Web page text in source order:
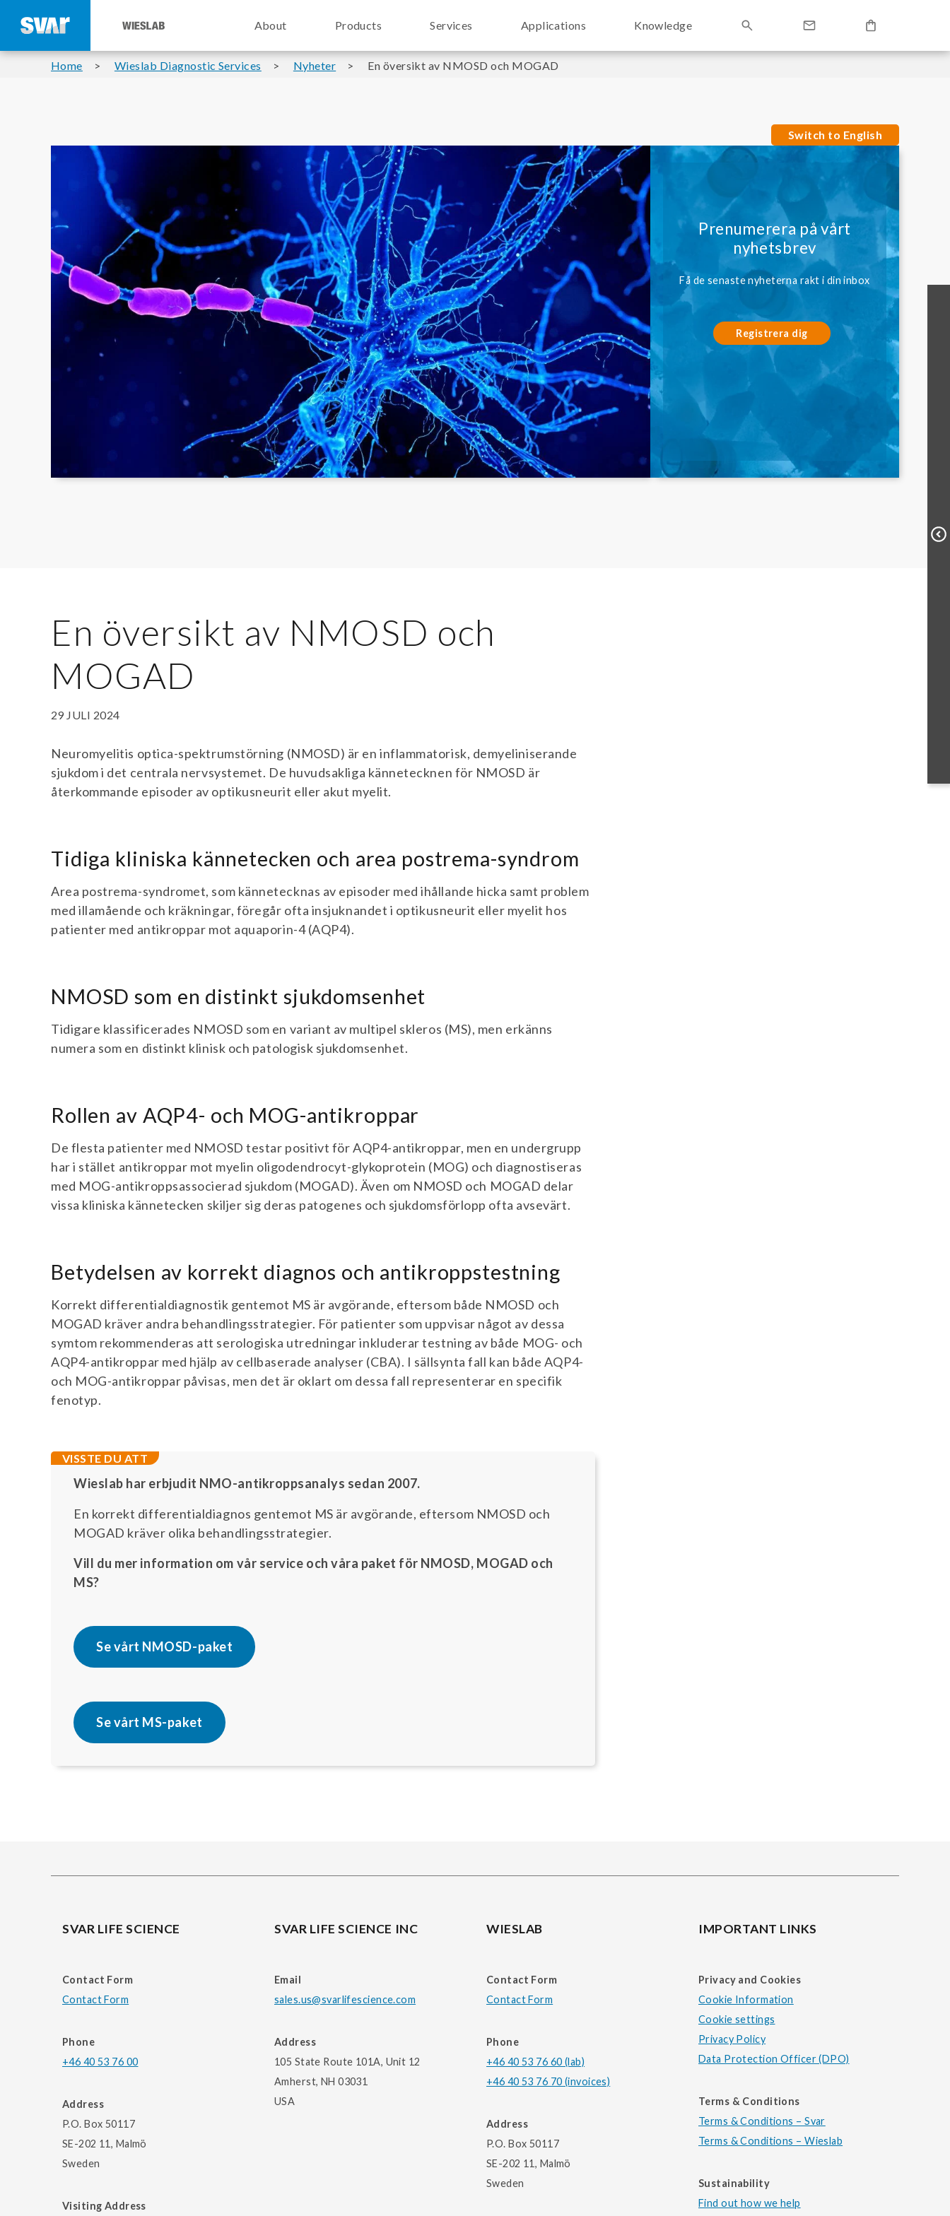
About Products Services Applications Knowledge
Home Wieslab Diagnostic Services Nyheter En översikt av NMOSD och MOGAD
Switch to English
Prenumerera på vårt
nyhetsbrev
Få de senaste nyheterna rakt i din inbox
Registrera dig
En översikt av NMOSD och
MOGAD
29 JULI 2024
Neuromyelitis optica-spektrumstörning (NMOSD) är en inflammatorisk, demyeliniserande
sjukdom i det centrala nervsystemet. De huvudsakliga kännetecknen för NMOSD är
återkommande episoder av optikusneurit eller akut myelit.
Tidiga kliniska kännetecken och area postrema-syndrom
Area postrema-syndromet, som kännetecknas av episoder med ihållande hicka samt problem
med illamående och kräkningar, föregår ofta insjuknandet i optikusneurit eller myelit hos
patienter med antikroppar mot aquaporin-4 (AQP4).
NMOSD som en distinkt sjukdomsenhet
Tidigare klassificerades NMOSD som en variant av multipel skleros (MS), men erkänns
numera som en distinkt klinisk och patologisk sjukdomsenhet.
Rollen av AQP4- och MOG-antikroppar
De flesta patienter med NMOSD testar positivt för AQP4-antikroppar, men en undergrupp
har i stället antikroppar mot myelin oligodendrocyt-glykoprotein (MOG) och diagnostiseras
med MOG-antikroppsassocierad sjukdom (MOGAD). Även om NMOSD och MOGAD delar
vissa kliniska kännetecken skiljer sig deras patogenes och sjukdomsförlopp ofta avsevärt.
Betydelsen av korrekt diagnos och antikroppstestning
Korrekt differentialdiagnostik gentemot MS är avgörande, eftersom både NMOSD och
MOGAD kräver andra behandlingsstrategier. För patienter som uppvisar något av dessa
symtom rekommenderas att serologiska utredningar inkluderar testning av både MOG- och
AQP4-antikroppar med hjälp av cellbaserade analyser (CBA). I sällsynta fall kan både AQP4-
och MOG-antikroppar påvisas, men det är oklart om dessa fall representerar en specifik
fenotyp.
VISSTE DU ATT
Wieslab har erbjudit NMO-antikroppsanalys sedan 2007.
En korrekt differentialdiagnos gentemot MS är avgörande, eftersom NMOSD och
MOGAD kräver olika behandlingsstrategier.
Vill du mer information om vår service och våra paket för NMOSD, MOGAD och
MS?
Se vårt NMOSD-paket
Se vårt MS-paket
SVAR LIFE SCIENCE
Contact Form
Contact Form
Phone
+46 40 53 76 00
Address
P.O. Box 50117
SE-202 11, Malmö
Sweden
Visiting Address
SVAR LIFE SCIENCE INC
Email
sales.us@svarlifescience.com
Address
105 State Route 101A, Unit 12
Amherst, NH 03031
USA
WIESLAB
Contact Form
Contact Form
Phone
+46 40 53 76 60 (lab)
+46 40 53 76 70 (invoices)
Address
P.O. Box 50117
SE-202 11, Malmö
Sweden
IMPORTANT LINKS
Privacy and Cookies
Cookie Information
Cookie settings
Privacy Policy
Data Protection Officer (DPO)
Terms & Conditions
Terms & Conditions – Svar
Terms & Conditions – Wieslab
Sustainability
Find out how we help